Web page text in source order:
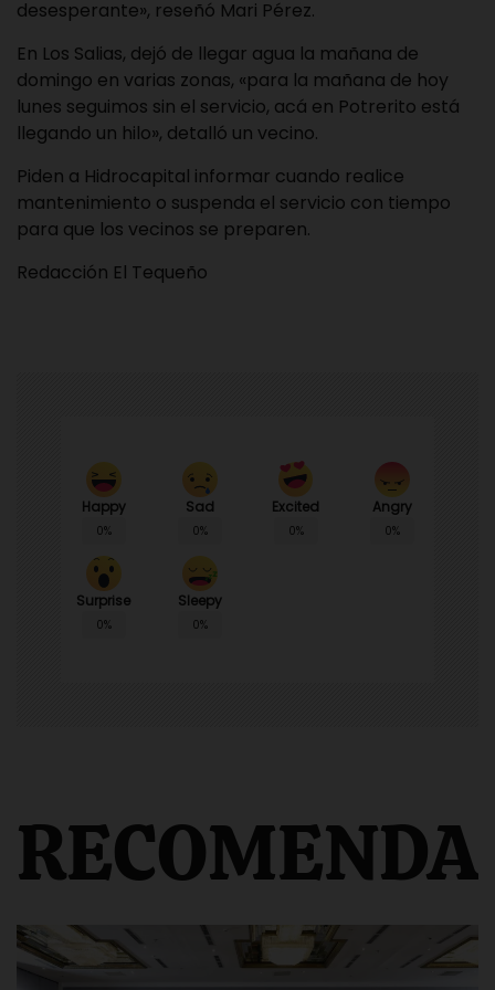
desesperante», reseñó Mari Pérez.
En Los Salias, dejó de llegar agua la mañana de
domingo en varias zonas, «para la mañana de hoy
lunes seguimos sin el servicio, acá en Potrerito está
llegando un hilo», detalló un vecino.
Piden a Hidrocapital informar cuando realice
mantenimiento o suspenda el servicio con tiempo
para que los vecinos se preparen.
Redacción El Tequeño
Happy
0%
Sad
0%
Excited
0%
Angry
0%
Surprise
0%
Sleepy
0%